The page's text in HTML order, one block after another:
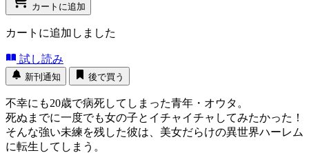
カートに追加
カートに追加しました
試し読み
新刊通知 後で買う
不幸にも20歳で病死してしまった青年・オウタ。
死ぬまでに一度でも女の子とイチャイチャしてみたかった！
そんな強い未練を残した彼は、美女だらけの異世界ハーレム
に転生してしまう。